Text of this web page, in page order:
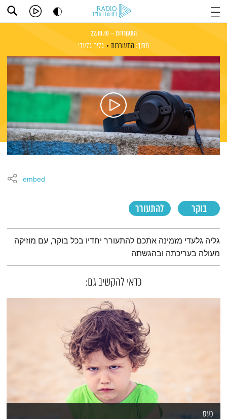
התעוררות – 22.10.10
מתוך: התעוררות גליה גלעדי
בוקר להתעורר
embed
תמצית הפודקאסט
גליה גלעדי מזמינה אתכם להתעורר יחדיו בכל בוקר, עם מוזיקה
מעולה בעריכתה ובהגשתה
כדאי להקשיב גם:
כעס